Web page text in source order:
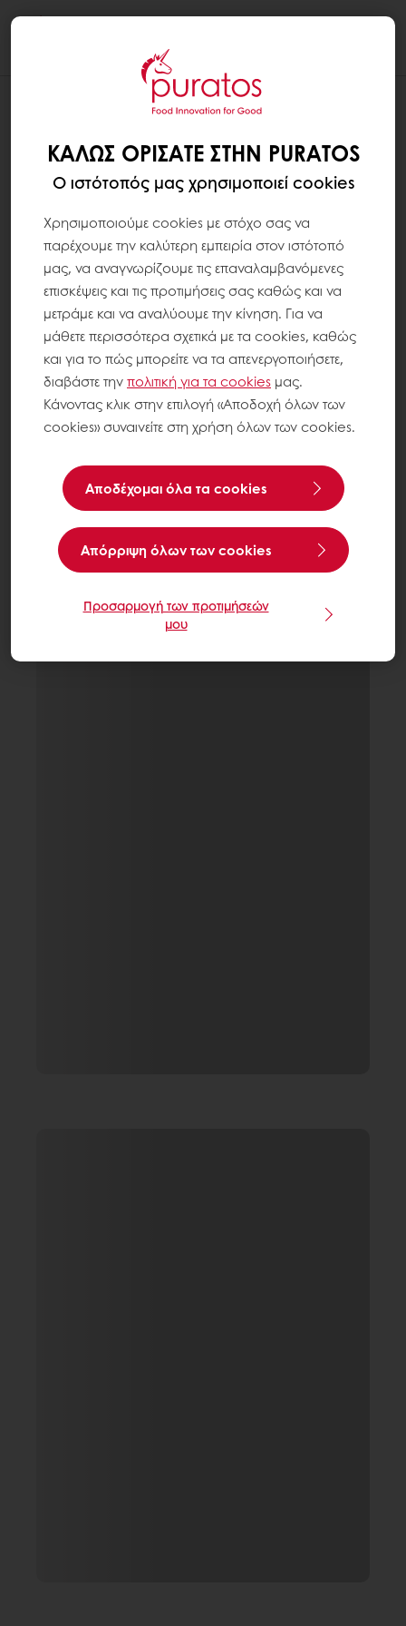
ΚΑΛΏΣ ΟΡΊΣΑΤΕ ΣΤΗΝ PURATOS
Ο ιστότοπός μας χρησιμοποιεί cookies
Χρησιμοποιούμε cookies με στόχο σας να
παρέχουμε την καλύτερη εμπειρία στον ιστότοπό
μας, να αναγνωρίζουμε τις επαναλαμβανόμενες
επισκέψεις και τις προτιμήσεις σας καθώς και να
μετράμε και να αναλύουμε την κίνηση. Για να
μάθετε περισσότερα σχετικά με τα cookies, καθώς
και για το πώς μπορείτε να τα απενεργοποιήσετε,
διαβάστε τηνπολιτική για τα cookies μας.
Κάνοντας κλικ στην επιλογή «Αποδοχή όλων των
cookies» συναινείτε στη χρήση όλων των cookies.
Αποδέχομαι όλα τα cookies
Aπόρριψη όλων των cookies
Προσαρμογή των προτιμήσεών
μου